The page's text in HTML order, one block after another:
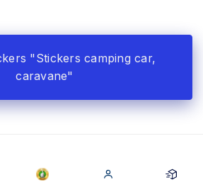
"Stickers camping car,
caravane"